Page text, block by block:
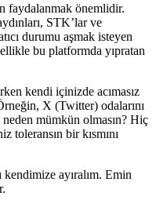
faydalanmak önemlidir.
STK’lar ve
durumu aşmak isteyen
bu platformda yıpratan
kendi içinizde acımasız
X (Twitter) odalarını
mümkün olmasın? Hiç
toleransın bir kısmını
ayıralım. Emin